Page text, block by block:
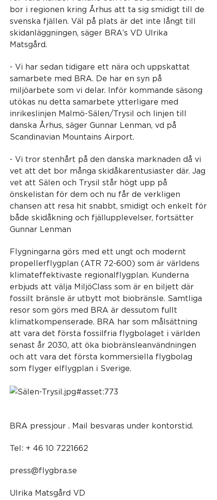
bor i regionen kring Århus att ta sig smidigt till de
svenska fjällen. Väl på plats är det inte långt till
skidanläggningen, säger BRA’s VD Ulrika
Matsgård.
- Vi har sedan tidigare ett nära och uppskattat
samarbete med BRA. De har en syn på
miljöarbete som vi delar. Inför kommande säsong
utökas nu detta samarbete ytterligare med
inrikeslinjen Malmö-Sälen/Trysil och linjen till
danska Århus, säger Gunnar Lenman, vd på
Scandinavian Mountains Airport.
- Vi tror stenhårt på den danska marknaden då vi
vet att det bor många skidåkarentusiaster där. Jag
vet att Sälen och Trysil står högt upp på
önskelistan för dem och nu får de verkligen
chansen att resa hit snabbt, smidigt och enkelt för
både skidåkning och fjällupplevelser, fortsätter
Gunnar Lenman
Flygningarna görs med ett ungt och modernt
propellerflygplan (ATR 72-600) som är världens
klimateffektivaste regionalflygplan. Kunderna
erbjuds att välja MiljöClass som är en biljett där
fossilt bränsle är utbytt mot biobränsle. Samtliga
resor som görs med BRA är dessutom fullt
klimatkompenserade. BRA har som målsättning
att vara det första fossilfria flygbolaget i världen
senast år 2030, att öka biobränsleanvändningen
och att vara det första kommersiella flygbolag
som flyger elflygplan i Sverige.
BRA pressjour . Mail besvaras under kontorstid.
Tel: + 46 10 7221662
press@flygbra.se
Ulrika Matsgård VD